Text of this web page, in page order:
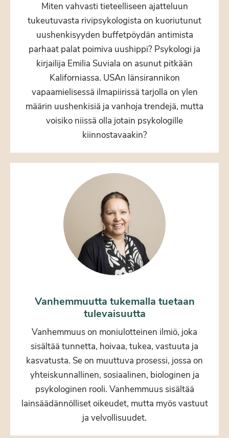
Miten vahvasti tieteelliseen ajatteluun
tukeutuvasta rivipsykologista on kuoriutunut
uushenkisyyden buffetpöydän antimista
parhaat palat poimiva uushippi? Psykologi ja
kirjailija Emilia Suviala on asunut pitkään
Kaliforniassa. USAn länsirannikon
vapaamielisessä ilmapiirissä tarjolla on ylen
määrin uushenkisiä ja vanhoja trendejä, mutta
voisiko niissä olla jotain psykologille
kiinnostavaakin?
Vanhemmuutta tukemalla tuetaan
tulevaisuutta
Vanhemmuus on moniulotteinen ilmiö, joka
sisältää tunnetta, hoivaa, tukea, vastuuta ja
kasvatusta. Se on muuttuva prosessi, jossa on
yhteiskunnallinen, sosiaalinen, biologinen ja
psykologinen rooli. Vanhemmuus sisältää
lainsäädännölliset oikeudet, mutta myös vastuut
ja velvollisuudet.